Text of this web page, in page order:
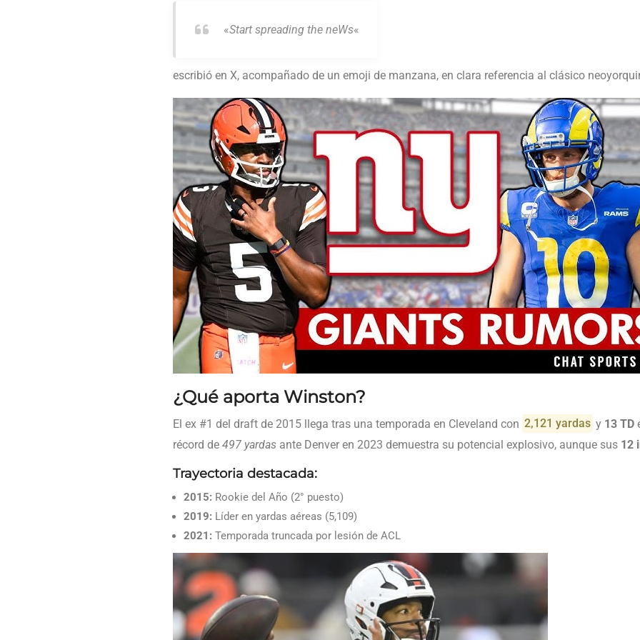
«Start spreading the neWs«
escribió en X, acompañado de un emoji de manzana, en clara referencia al clásico
¿Qué aporta Winston?
El ex #1 del draft de 2015 llega tras una temporada en Cleveland con 2,121 yardas y 13 TD
récord de 497 yardas ante Denver en 2023 demuestra su potencial explosivo, aunque sus 12
Trayectoria destacada:
2015: Rookie del Año (2° puesto)
2019: Líder en yardas aéreas (5,109)
2021: Temporada truncada por lesión de ACL